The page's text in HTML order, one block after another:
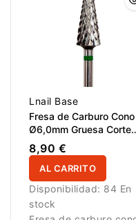
Lnail Base
Fresa de Carburo Cono
Ø6,0mm Gruesa Corte
Cruzado LT 15,0mm
8,90 €
AL CARRITO
Disponibilidad: 84 En
stock